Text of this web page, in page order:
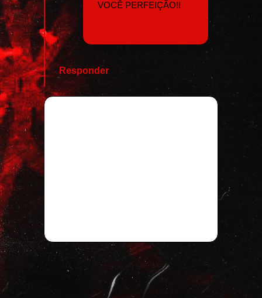
VOCÊ PERFEIÇÃO!!
Responder